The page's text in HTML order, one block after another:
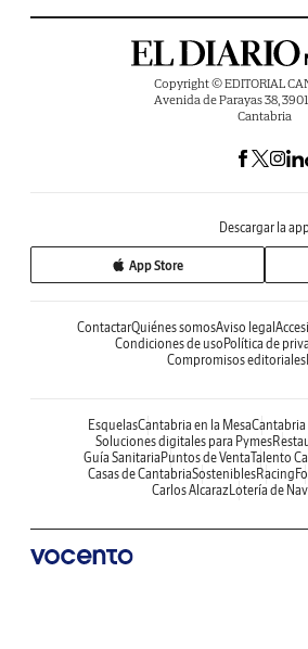
Copyright © EDITORIAL
Avenida de Parayas 38,
Cantabria
Descargar la app
App Store
ContactarQuiénes somosAviso legal
Condiciones de uso Política de
Compromisos editoriales
EsquelasCantabria en la Mesa
Soluciones digitales para Pymes
Guía Sanitaria Puntos de VentaTalento
Casas de CantabriaSosteniblesRacing
Carlos AlcarazLotería de